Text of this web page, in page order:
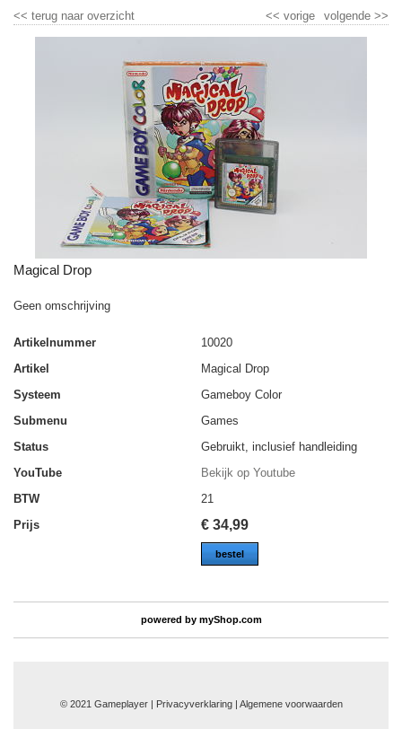
<< terug naar overzicht volgende >>
<< vorige
Magical Drop
Geen omschrijving
Artikelnummer
10020
Artikel
Magical Drop
Systeem
Gameboy Color
Submenu
Games
Status
Gebruikt, inclusief handleiding
YouTube
Bekijk op Youtube
BTW
21
Prijs
€ 34,99
bestel
powered by myShop.com
© 2021 Gameplayer | Privacyverklaring | Algemene voorwaarden